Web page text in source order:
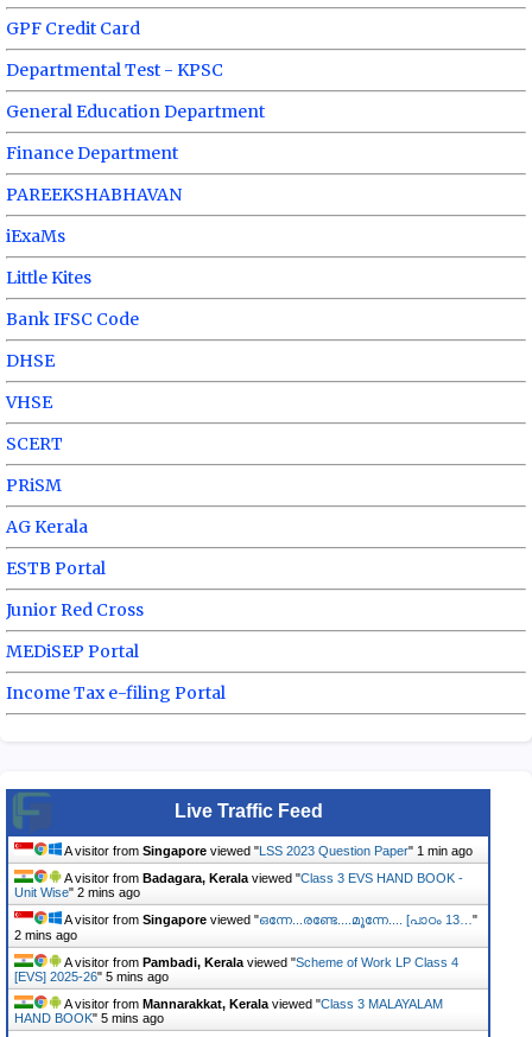
GPF Credit Card
Departmental Test - KPSC
General Education Department
Finance Department
PAREEKSHABHAVAN
iExaMs
Little Kites
Bank IFSC Code
DHSE
VHSE
SCERT
PRiSM
AG Kerala
ESTB Portal
Junior Red Cross
MEDiSEP Portal
Income Tax e-filing Portal
Live Traffic Feed
A visitor from Singapore viewed "LSS 2023 Question Paper" 1 min ago
A visitor from Badagara, Kerala viewed "Class 3 EVS HAND BOOK -
Unit Wise" 2 mins ago
A visitor from Singapore viewed "ഒന്നേ...രണ്ടേ....മൂന്നേ.... [പാഠം 13… "
2 mins ago
A visitor from Pambadi, Kerala viewed "Scheme of Work LP Class 4
[EVS] 2025-26" 5 mins ago
A visitor from Mannarakkat, Kerala viewed "Class 3 MALAYALAM
HAND BOOK" 5 mins ago